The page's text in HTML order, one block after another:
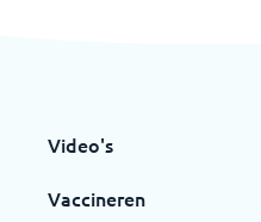
Video's
Vaccineren